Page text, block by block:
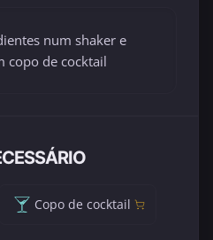
num shaker e
copo de cocktail
Copo de cocktail